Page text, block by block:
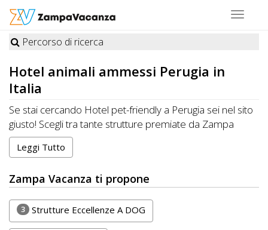
Toggle
STRUTTURE
A
DOG
LUOGHI
DOG
Percorso di ricerca
Hotel animali ammessi Perugia in
Italia
Se stai cercando Hotel pet-friendly a Perugia sei nel sito
giusto! Scegli tra tante strutture premiate da Zampa
Vacanza felici di ospitare cani, gatti e altri animali
domestici. Organizza la tua Vacanza ideale a Perugia con
Struttura per conoscere disponibilità e prezzi.
Vacanza, sempre con te!
Leggi Tutto
Zampa Vacanza ti propone
3 Strutture Eccellenze A DOG